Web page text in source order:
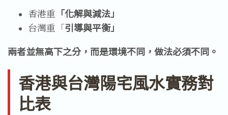
香港重 「化解與減法」
台灣重「引導與平衡」
兩者並無高下之分，而是環境不同，做法必須不同。
香港與台灣陽宅風水實務對
比表